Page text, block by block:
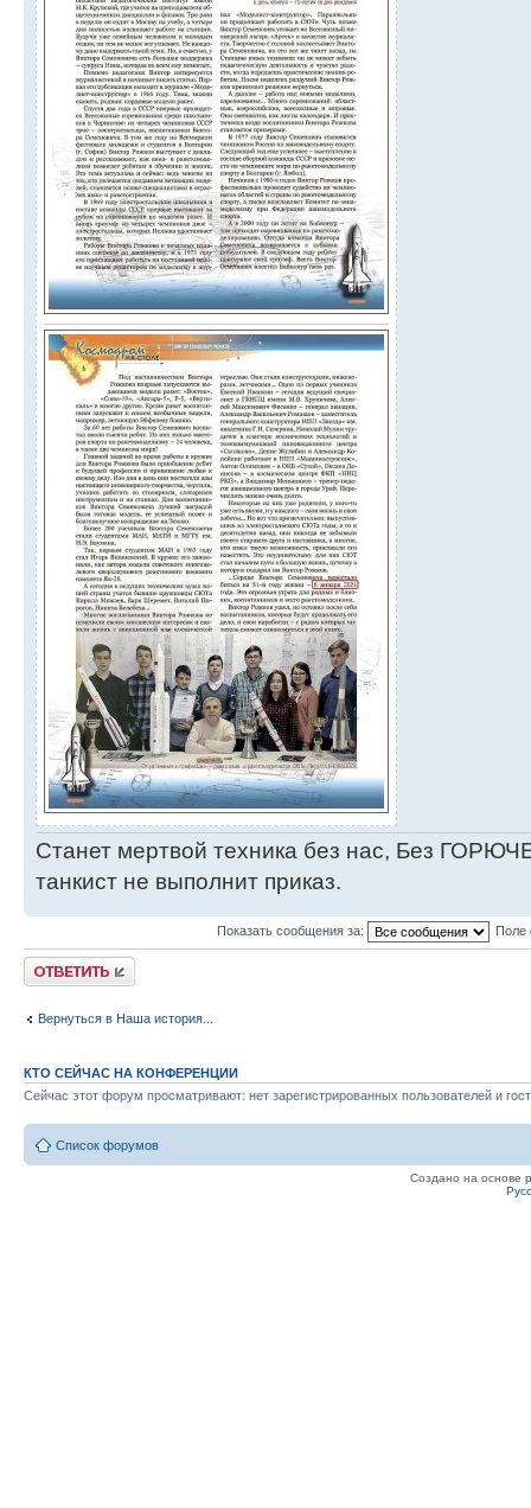
Станет мертвой техника без нас, Без
танкист не выполнит приказ.
Показать сообщения за: Поле
Ответить
Вернуться в Наша история...
КТО СЕЙЧАС НА КОНФЕРЕНЦИИ
Сейчас этот форум просматривают: нет зарегистрированных пользователей и
Список форумов
Создано на основе